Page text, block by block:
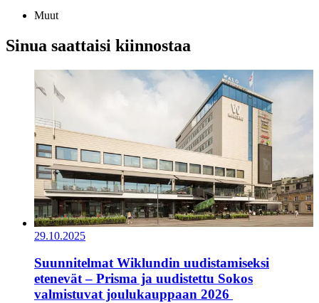
Muut
Sinua saattaisi kiinnostaa
29.10.2025
Suunnitelmat Wiklundin uudistamiseksi
etenevät – Prisma ja uudistettu Sokos
valmistuvat joulukauppaan 2026